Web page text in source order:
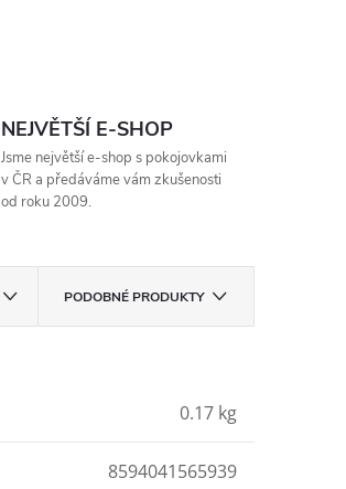
NEJVĚTŠÍ E-SHOP
Jsme největší e-shop s pokojovkami
v ČR a předáváme vám zkušenosti
od roku 2009.
PODOBNÉ PRODUKTY
0.17 kg
8594041565939